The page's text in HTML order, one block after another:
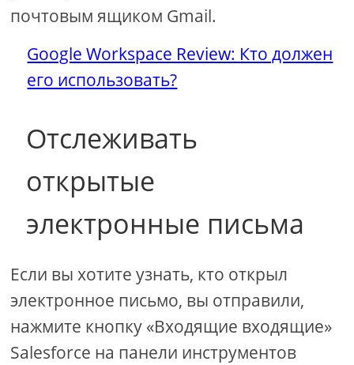
почтовым ящиком Gmail.
Google Workspace Review: Кто должен
его использовать?
Отслеживать
открытые
электронные письма
Если вы хотите узнать, кто открыл
электронное письмо, вы отправили,
нажмите кнопку «Входящие входящие»
Salesforce на панели инструментов